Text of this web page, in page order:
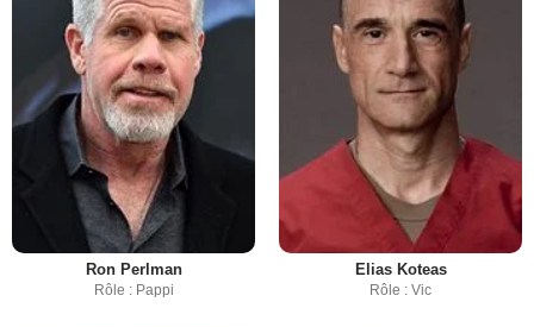
Ron Perlman
Rôle : Pappi
Elias Koteas
Rôle : Vic